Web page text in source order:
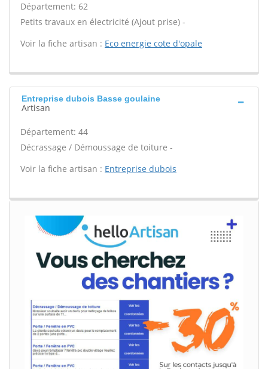
Département: 62
Petits travaux en électricité (Ajout prise) -
Voir la fiche artisan : Eco energie cote d'opale
Entreprise dubois Basse goulaine
Artisan
Département: 44
Décrassage / Démoussage de toiture -
Voir la fiche artisan : Entreprise dubois